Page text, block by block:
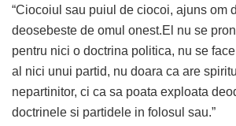
“Ciocoiul sau puiul de ciocoi, ajuns om
deosebeste de omul onest.El nu se
pentru nici o doctrina politica, nu se
al nici unui partid, nu doara ca are
nepartinitor, ci ca sa poata exploata
doctrinele si partidele in folosul sau.”